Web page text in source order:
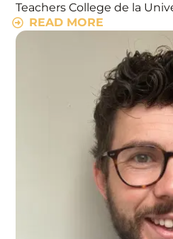
Teachers College de la
READ MORE